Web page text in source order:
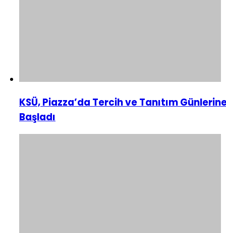
KSÜ, Piazza’da Tercih ve Tanıtım
Başladı